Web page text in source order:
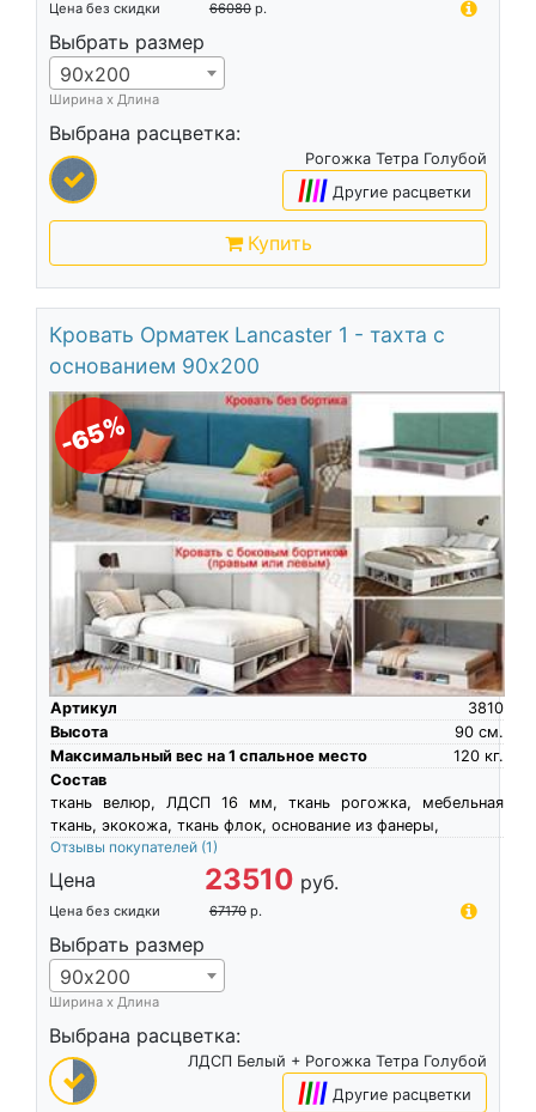
Цена без скидки 66080 р.
Выбрать размер
90х200
Ширина х Длина
Выбрана расцветка:
Рогожка Тетра Голубой
|||| Другие расцветки
Купить
Кровать Орматек Lancaster 1 - тахта с
основанием 90х200
-65%
Артикул
3810
Высота
см.
90
Максимальный вес на 1 спальное место
кг.
120
Состав
ткань велюр, ЛДСП 16 мм, ткань рогожка, мебельная
ткань, экокожа, ткань флок, основание из фанеры,
Отзывы покупателей (1)
Цена 23510 руб.
Цена без скидки 67170 р.
Выбрать размер
90х200
Ширина х Длина
Выбрана расцветка:
ЛДСП Белый + Рогожка Тетра Голубой
|||| Другие расцветки